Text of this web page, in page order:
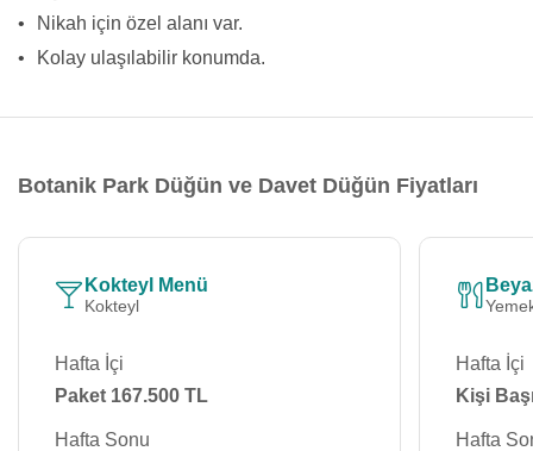
•
Nikah için özel alanı var.
•
Kolay ulaşılabilir konumda.
Botanik Park Düğün ve Davet Düğün Fiyatları
Kokteyl Menü
Kokteyl
Hafta İçi
Paket 167.500 TL
Hafta Sonu
Hafta İçi
Kişi
Hafta